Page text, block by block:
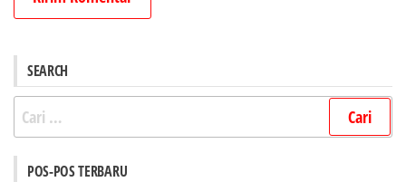
SEARCH
Cari
untuk:
POS-POS TERBARU